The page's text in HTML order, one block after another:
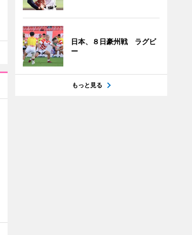
日本、８日豪州戦 ラグビ
ー
もっと見る